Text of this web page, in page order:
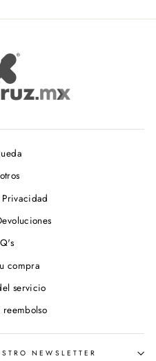
compra
servicio
NEWSLETTER